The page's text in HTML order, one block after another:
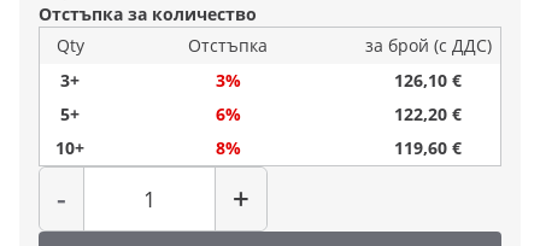
Отстъпка за количество
Qty
Отстъпка
за брой (с ДДС)
3+
3%
126,10 €
5+
6%
122,20 €
10+
8% 119,60 €
-
Количество
+